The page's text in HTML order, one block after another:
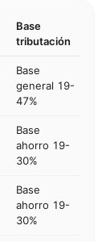
Base
tributación
Base
general 19-
47%
Base
ahorro 19-
30%
Base
ahorro 19-
30%